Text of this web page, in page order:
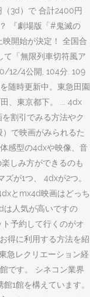
3d）で 合計2400円
『劇場版「#鬼滅の
開始が決定！ 全国合
「無限列車切符風ア
12/4公開, 104分. 109
随時更新中。東急田園
、東京都下。 ... 4dx
割引でみる方法やク
で映画がみられるた
感型の4dxや映像、音
しみ方ができるのも
が1つ、 4dxが2つ。
とmx4d映画はどっち
は人気が高いですの
予約して行くのがオ
得に利用する方法を紹
急レクリエーション経
です。 シネコン業界
1館を構えています。